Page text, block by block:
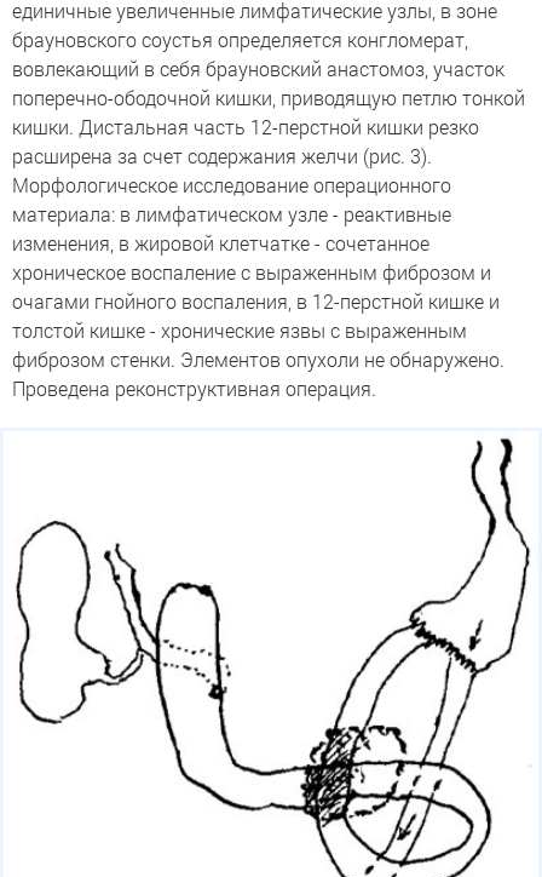
единичные увеличенные лимфатические узлы, в зоне
брауновского соустья определяется конгломерат,
вовлекающий в себя брауновский анастомоз, участок
поперечно-ободочной кишки, приводящую петлю тонкой
кишки. Дистальная часть 12-перстной кишки резко
расширена за счет содержания желчи (рис. 3).
Морфологическое исследование операционного
материала: в лимфатическом узле - реактивные
изменения, в жировой клетчатке - сочетанное
хроническое воспаление с выраженным фиброзом и
очагами гнойного воспаления, в 12-перстной кишке и
толстой кишке - хронические язвы с выраженным
фиброзом стенки. Элементов опухоли не обнаружено.
Проведена реконструктивная операция.